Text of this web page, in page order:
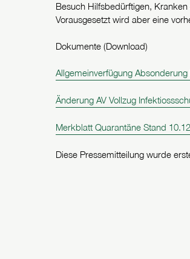
Besuch Hilfsbedürftigen,
Vorausgesetzt wird aber eine
Dokumente (Download)
Allgemeinverfügung
Änderung AV Vollzug
Merkblatt Quarantäne Stand
Diese Pressemitteilung wurde